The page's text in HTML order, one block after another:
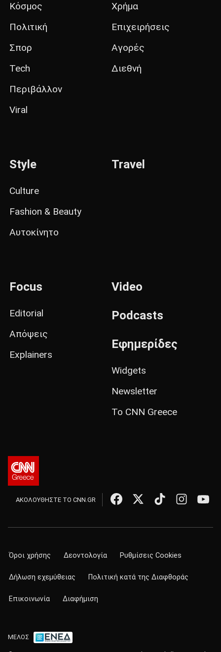
Κόσμος
Πολιτική
Σπορ
Tech
Περιβάλλον
Viral
Χρήμα
Επιχειρήσεις
Αγορές
Διεθνή
Style
Culture
Fashion & Beauty
Αυτοκίνητο
Travel
Focus
Editorial
Απόψεις
Explainers
Video
Podcasts
Εφημερίδες
Widgets
Newsletter
Το CNN Greece
ΑΚΟΛΟΥΘΗΣΤΕ ΤΟ CNN.GR
Όροι χρήσης Δεοντολογία Ρυθμίσεις Cookies
Δήλωση εχεμύθειας Πολιτική κατά της Διαφθοράς
Επικοινωνία Διαφήμιση
ΜΕΛΟΣ